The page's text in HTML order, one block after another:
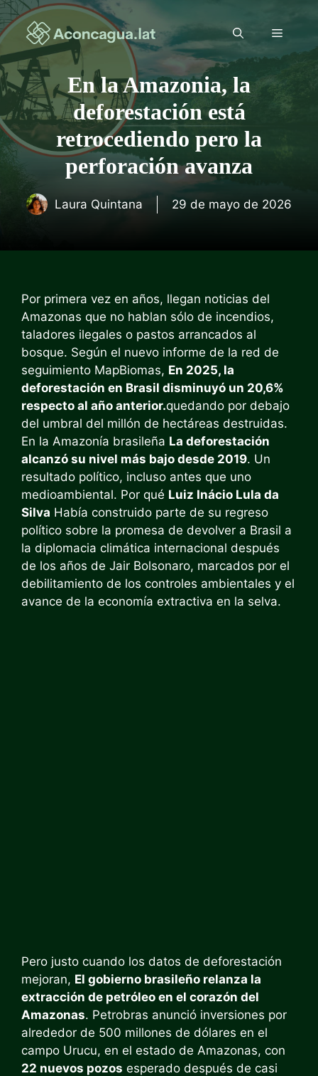
Saltar
al
contenido
Menú
En la Amazonia, la
deforestación está
retrocediendo pero la
perforación avanza
Laura Quintana 29 de mayo de 2026
Por primera vez en años, llegan noticias del
Amazonas que no hablan sólo de incendios,
taladores ilegales o pastos arrancados al
bosque. Según el nuevo informe de la red de
seguimiento MapBiomas, En 2025, la
deforestación en Brasil disminuyó un 20,6%
respecto al año anterior.quedando por debajo
del umbral del millón de hectáreas destruidas.
En la Amazonía brasileña La deforestación
alcanzó su nivel más bajo desde 2019. Un
resultado político, incluso antes que uno
medioambiental. Por qué Luiz Inácio Lula da
Silva Había construido parte de su regreso
político sobre la promesa de devolver a Brasil a
la diplomacia climática internacional después
de los años de Jair Bolsonaro, marcados por el
debilitamiento de los controles ambientales y el
avance de la economía extractiva en la selva.
Pero justo cuando los datos de deforestación
mejoran, El gobierno brasileño relanza la
extracción de petróleo en el corazón del
Amazonas. Petrobras anunció inversiones por
alrededor de 500 millones de dólares en el
campo Urucu, en el estado de Amazonas, con
22 nuevos pozos esperado después de casi